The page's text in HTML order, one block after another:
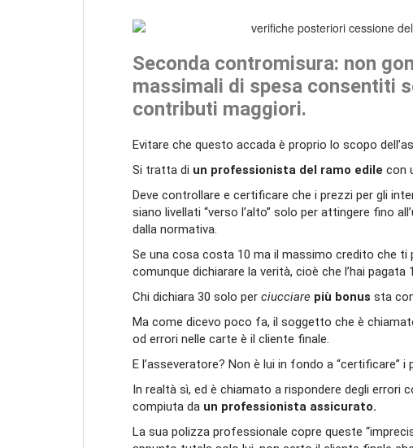
Seconda contromisura: non
massimali di spesa consentiti
contributi maggiori.
Evitare che questo accada è proprio lo scopo
Si tratta di un professionista del ramo edile con
Deve controllare e certificare che i prezzi per gli
siano livellati “verso l’alto” solo per attingere fino
dalla normativa.
Se una cosa costa 10 ma il massimo credito che ti
comunque dichiarare la verità, cioè che l’hai pagata
Chi dichiara 30 solo per ciucciare più bonus sta
Ma come dicevo poco fa, il soggetto che è
od errori nelle carte è il cliente finale.
E l’asseveratore? Non è lui in fondo a “certificare” i
In realtà sì, ed è chiamato a rispondere degli errori
compiuta da un professionista assicurato.
La sua polizza professionale copre queste